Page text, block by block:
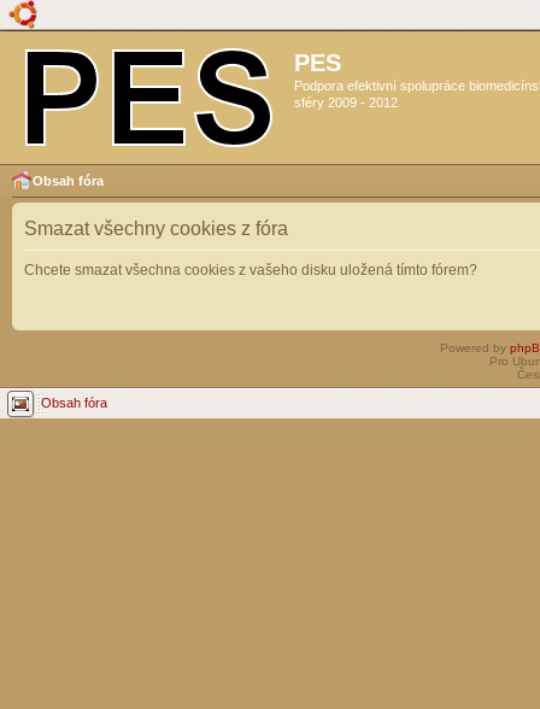
PES
Podpora efektivní spolupráce
sféry 2009 - 2012
Obsah fóra
Smazat všechny cookies z fóra
Chcete smazat všechna cookies z vašeho disku uložená tímto fórem?
Powered by
Pro
Obsah fóra